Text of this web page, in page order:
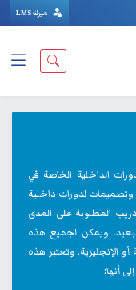
ميرك LMS
الداخلية الخاصة في
بوضع حلول وتصميمات لدورات داخلية
المطلوبة على المدى
ويمكن لجميع هذه
الإنجليزية. وتعتبر هذه
أنها: